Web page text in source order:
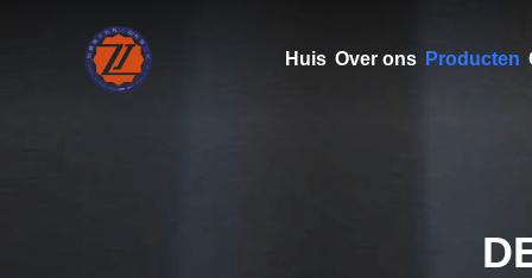
Huis Over ons Producten